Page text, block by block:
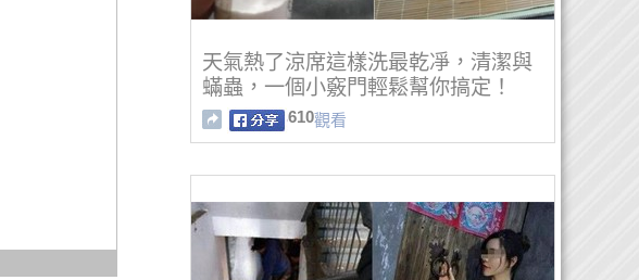
天氣熱了涼席這樣洗最乾凈，清潔與
蟎蟲，一個小竅門輕鬆幫你搞定！
610觀看